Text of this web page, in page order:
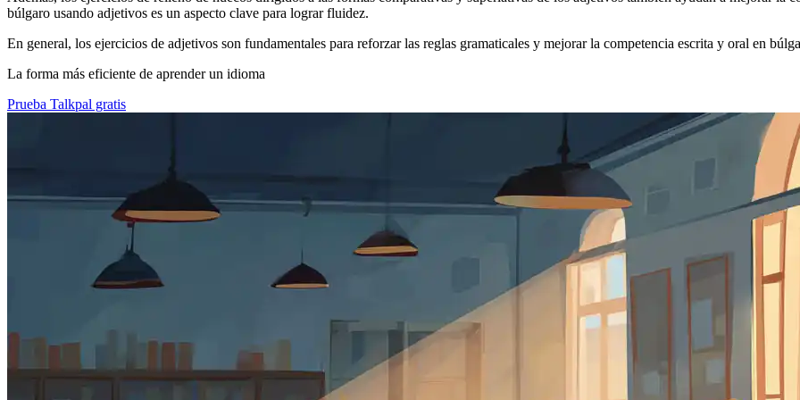
búlgaro usando adjetivos es un aspecto clave para lograr fluidez.
En general, los ejercicios de adjetivos son fundamentales para reforzar las reglas gramaticales y mejorar la competencia escrita y oral en
La forma más eficiente de aprender un idioma
Prueba Talkpal gratis